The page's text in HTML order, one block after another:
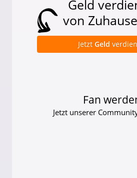
Geld
von
Jetzt Geld
Fan
Jetzt unserer